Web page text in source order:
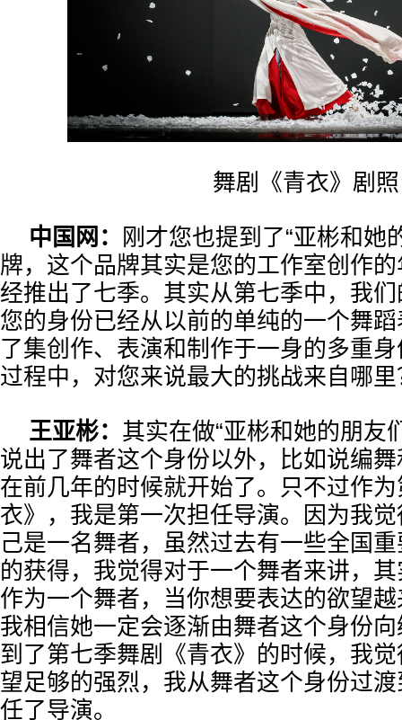
舞剧《青衣》剧照
中国网：
刚才您也提到了“亚彬和她
牌，这个品牌其实是您的工作室创作
经推出了七季。其实从第七季中，我
您的身份已经从以前的单纯的一个舞
了集创作、表演和制作于一身的多重
过程中，对您来说最大的挑战来自哪里
王亚彬： 其实在做“亚彬和她的朋友
说出了舞者这个身份以外，比如说编
在前几年的时候就开始了。只不过作
衣》，我是第一次担任导演。因为我
己是一名舞者，虽然过去有一些全国
的获得，我觉得对于一个舞者来讲，
作为一个舞者，当你想要表达的欲望
我相信她一定会逐渐由舞者这个身份
到了第七季舞剧《青衣》的时候，我
望足够的强烈，我从舞者这个身份过
任了导演。